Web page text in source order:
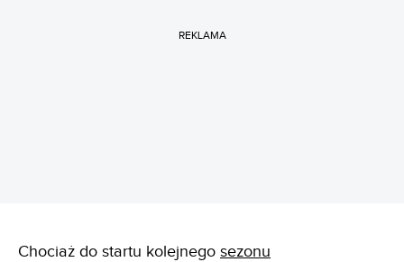
REKLAMA
Chociaż do startu kolejnego sezonu